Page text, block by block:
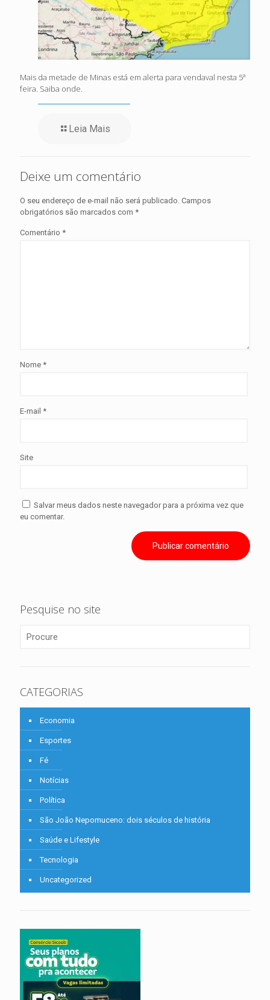
Mais da metade de Minas está em alerta para vendaval nesta 5ª
feira. Saiba onde.
Leia Mais
Deixe um comentário
O seu endereço de e-mail não será publicado. Campos
obrigatórios são marcados com *
Comentário *
Nome *
E-mail *
Site
Salvar meus dados neste navegador para a próxima vez que
eu comentar.
Pesquise no site
CATEGORIAS
Economia
Esportes
Fé
Notícias
Política
São João Nepomuceno: dois séculos de história
Saúde e Lifestyle
Tecnologia
Uncategorized